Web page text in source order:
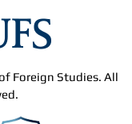
Foreign Studies. All